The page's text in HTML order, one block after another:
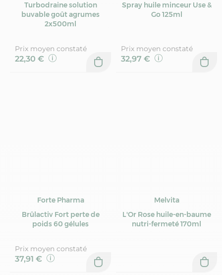
Turbodraine solution
buvable goût agrumes
2x500ml
Prix moyen constaté
22,30 €
Spray huile minceur Use &
Go 125ml
Prix moyen constaté
32,97 €
Forte Pharma
Brûlactiv Fort perte de
poids 60 gélules
Prix moyen constaté
37,91 €
Melvita
L'Or Rose huile-en-baume
nutri-fermeté 170ml